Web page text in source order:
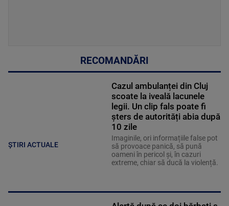
RECOMANDĂRI
ȘTIRI ACTUALE
Cazul ambulanței din Cluj
scoate la iveală lacunele
legii. Un clip fals poate fi
șters de autorități abia după
10 zile
Imaginile, ori informațiile false pot
să provoace panică, să pună
oameni în pericol și, în cazuri
extreme, chiar să ducă la violență.